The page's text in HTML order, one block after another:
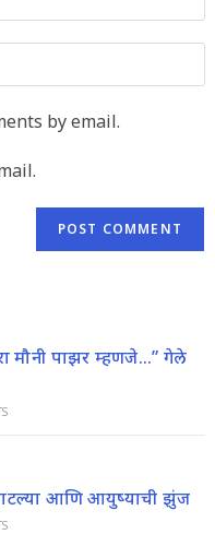
by email.
मौनी पाझर म्हणजे…” गेले
आणि आयुष्याची झुंज